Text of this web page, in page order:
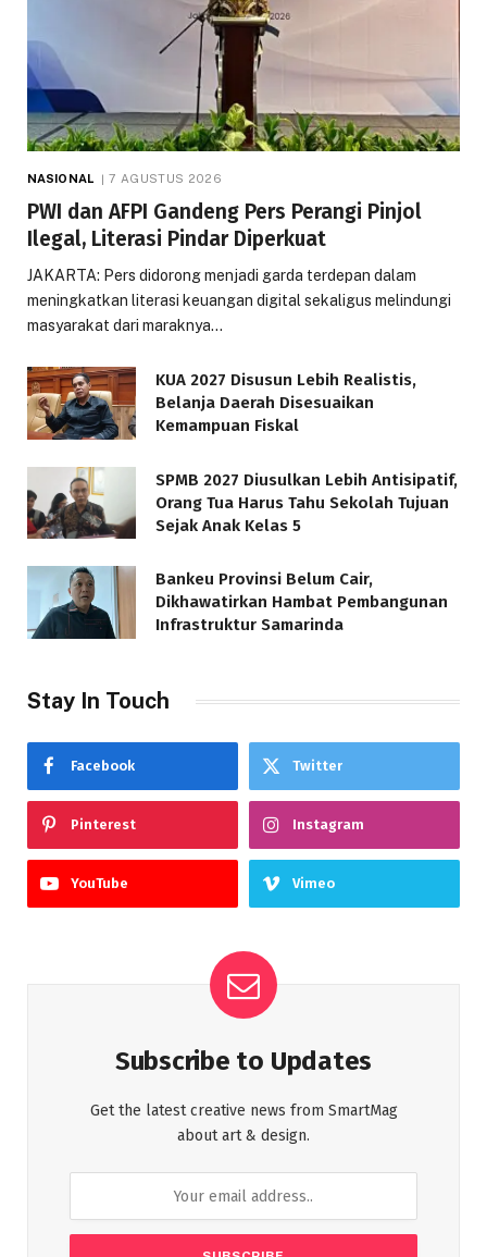
NASIONAL 7 AGUSTUS 2026
PWI dan AFPI Gandeng Pers Perangi Pinjol
Ilegal, Literasi Pindar Diperkuat
JAKARTA: Pers didorong menjadi garda terdepan dalam
meningkatkan literasi keuangan digital sekaligus melindungi
masyarakat dari maraknya…
KUA 2027 Disusun Lebih Realistis,
Belanja Daerah Disesuaikan
Kemampuan Fiskal
SPMB 2027 Diusulkan Lebih Antisipatif,
Orang Tua Harus Tahu Sekolah Tujuan
Sejak Anak Kelas 5
Bankeu Provinsi Belum Cair,
Dikhawatirkan Hambat Pembangunan
Infrastruktur Samarinda
Stay In Touch
Facebook Twitter
Pinterest Instagram
YouTube Vimeo
Subscribe to Updates
Get the latest creative news from SmartMag
about art & design.